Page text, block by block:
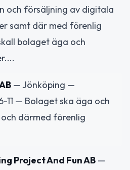
och försäljning av digitala
samt där med förenlig
bolaget äga och
— Jönköping —
11 — Bolaget ska äga och
därmed förenlig
Project And Fun AB —